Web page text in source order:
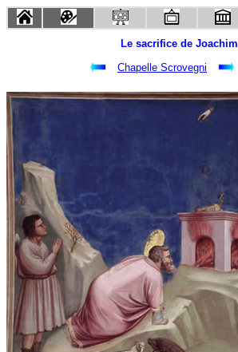
Le sacrifice de Joachim
Chapelle Scrovegni